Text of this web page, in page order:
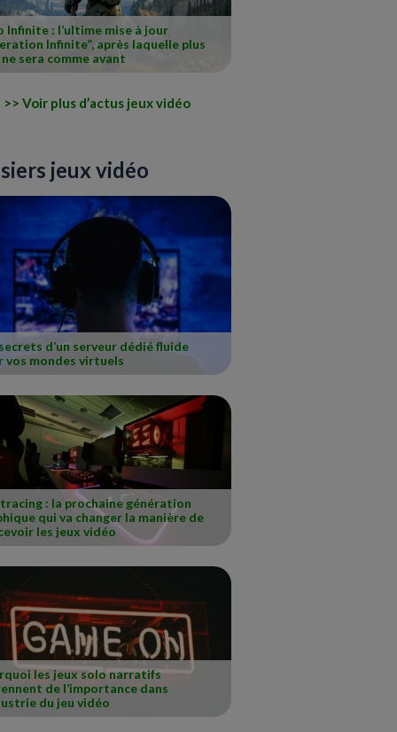
Infinite : l’ultime mise à jour
Infinite”, après laquelle plus
sera comme avant
Voir plus d’actus jeux vidéo
jeux vidéo
d’un serveur dédié fluide
vos mondes virtuels
tracing : la prochaine génération
qui va changer la manière de
les jeux vidéo
les jeux solo narratifs
de l’importance dans
du jeu vidéo